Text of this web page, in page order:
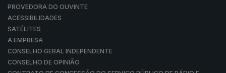
PROVEDORA DO OUVINTE
ACESSIBILIDADES
SATÉLITES
A EMPRESA
CONSELHO GERAL INDEPENDENTE
CONSELHO DE OPINIÃO